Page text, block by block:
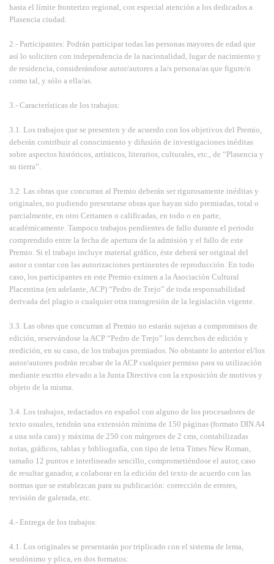
hasta el límite fronterizo regional, con especial atención a los dedicados a
Plasencia ciudad.
2.- Participantes: Podrán participar todas las personas mayores de edad que
así lo soliciten con independencia de la nacionalidad, lugar de nacimiento y
de residencia, considerándose autor/autores a la/s persona/as que figure/n
como tal, y sólo a ella/as.
3.- Características de los trabajos:
3.1. Los trabajos que se presenten y de acuerdo con los objetivos del Premio,
deberán contribuir al conocimiento y difusión de investigaciones inéditas
sobre aspectos históricos, artísticos, literarios, culturales, etc., de “Plasencia y
su tierra”.
3.2. Las obras que concurran al Premio deberán ser rigurosamente inéditas y
originales, no pudiendo presentarse obras que hayan sido premiadas, total o
parcialmente, en otro Certamen o calificadas, en todo o en parte,
académicamente. Tampoco trabajos pendientes de fallo durante el periodo
comprendido entre la fecha de apertura de la admisión y el fallo de este
Premio. Si el trabajo incluye material gráfico, éste deberá ser original del
autor o contar con las autorizaciones pertinentes de reproducción. En todo
caso, los participantes en este Premio eximen a la Asociación Cultural
Placentina (en adelante, ACP) “Pedro de Trejo” de toda responsabilidad
derivada del plagio o cualquier otra transgresión de la legislación vigente.
3.3. Las obras que concurran al Premio no estarán sujetas a compromisos de
edición, reservándose la ACP “Pedro de Trejo” los derechos de edición y
reedición, en su caso, de los trabajos premiados. No obstante lo anterior el/los
autor/autores podrán recabar de la ACP cualquier permiso para su utilización
mediante escrito elevado a la Junta Directiva con la exposición de motivos y
objeto de la misma.
3.4. Los trabajos, redactados en español con alguno de los procesadores de
texto usuales, tendrán una extensión mínima de 150 páginas (formato DIN A4
a una sola cara) y máxima de 250 con márgenes de 2 cms, contabilizadas
notas, gráficos, tablas y bibliografía, con tipo de letra Times New Roman,
tamaño 12 puntos e interlineado sencillo, comprometiéndose el autor, caso
de resultar ganador, a colaborar en la edición del texto de acuerdo con las
normas que se establezcan para su publicación: corrección de errores,
revisión de galerada, etc.
4.- Entrega de los trabajos:
4.1. Los originales se presentarán por triplicado con el sistema de lema,
seudónimo y plica, en dos formatos: